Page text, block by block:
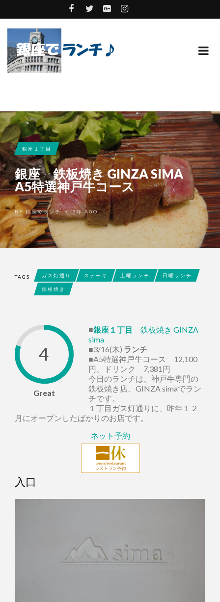
銀座１丁目
銀座 鉄板焼き GINZA SIMA
A5特選神戸牛コース
BY銀座でランチ • 3年 AGO
TAGS ガス灯通り ステーキ 土曜ランチ 日曜ランチ
鉄板焼き
4
Great
■銀座１丁目
鉄板焼き GINZA
sima
■3/16(木) ランチ
■A5特選神戸牛コース 12,100
円、ドリンク 7,381円
今日のランチは、神戸牛専門の
鉄板焼き店、GINZA simaでラン
チです。
１丁目ガス灯通りに、昨年１２
月にオープンしたばかりのお店です。
ネット予約
入口